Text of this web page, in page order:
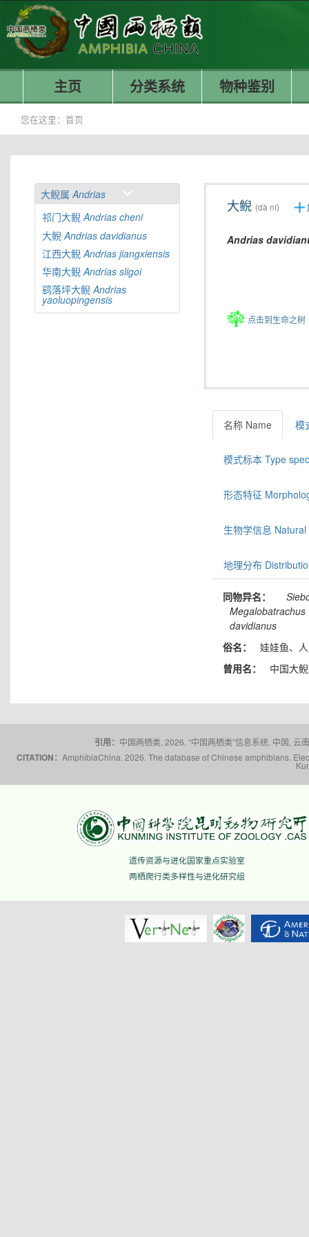
主页 分类系统 物种鉴别
您在这里： 首页
大鲵属Andrias
祁门大鲵Andrias cheni
大鲵 Andrias davidianus
江西大鲵 Andrias jiangxiensis
华南大鲵 Andrias sligoi
鹞落坪大鲵Andrias
yaoluopingensis
大鲵 (dà ní)
Andrias
点击到生命之树
名称 Name 模
模式标本 Type
形态特征
生物学信息
地理分布
同物异名：
Megalobatrachus
davidianus
俗名：
娃娃鱼、
曾用名：
中国大鲵
引用： 中国两栖类. 2026. “中国两栖类”信息系统. 中国,
CITATION： AmphibiaChina. 2026. The database of Chinese amphibians.
遗传资源与进化国家重点实验室
两栖爬行类多样性与进化研究组